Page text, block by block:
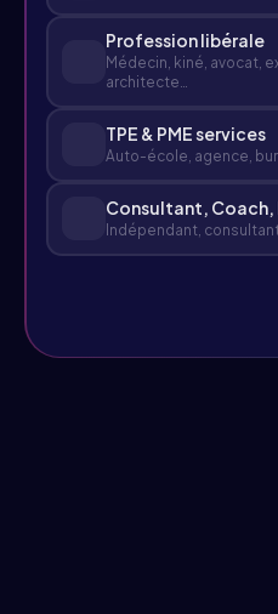
Profession libérale
Médecin, kiné, avocat,
architecte…
TPE & PME services
Auto-école, agence,
Consultant, Coach,
Indépendant,